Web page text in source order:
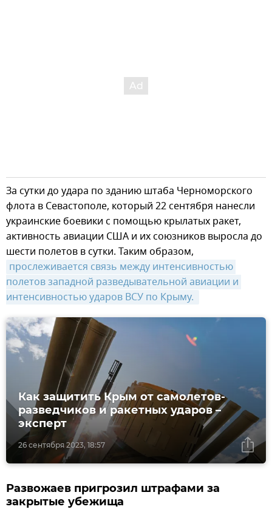
За сутки до удара по зданию штаба Черноморского
флота в Севастополе, который 22 сентября нанесли
украинские боевики с помощью крылатых ракет,
активность авиации США и их союзников выросла до
шести полетов в сутки. Таким образом,
прослеживается связь между интенсивностью
полетов западной разведывательной авиации и
интенсивностью ударов ВСУ по Крыму.
26 сентября 2023, 18:57
Как защитить Крым от самолетов-
разведчиков и ракетных ударов –
эксперт
Развожаев пригрозил штрафами за
закрытые убежища